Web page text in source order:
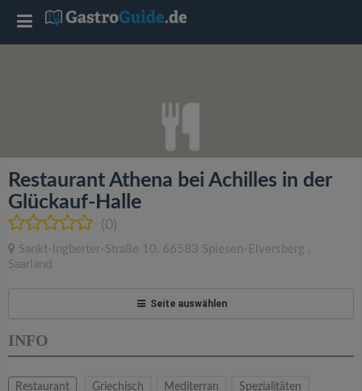
Restaurant Athena bei Achilles in der
Glückauf-Halle
(0)
Sankt-Ingberter-Straße 10, 66583 Spiesen-Elversberg ,
Saarland
Seite auswählen
INFO
Restaurant Griechisch Mediterran Spezialitäten
T
l
e